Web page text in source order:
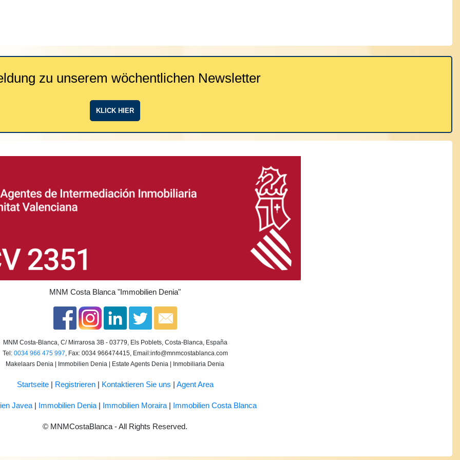
zu unserem wöchentlichen Newsletter
KLICK HIER
MNM Costa Blanca"Immobilien Denia"
MNM Costa-Blanca, C/ Mirrarosa 3B - 03779, Els Poblets, Costa-Blanca, España
Tel: 0034 966 475 997, Fax: 0034 966474415, Email:info@mnmcostablanca.com
Makelaars Denia | Immobilien Denia | Estate Agents Denia | Inmobiliaria Denia
Startseite| Registrieren| Kontaktieren Sie uns Agent Area
Javea| Immobilien Denia| Immobilien Moraira| Immobilien Costa Blanca
© MNMCostaBlanca - All Rights Reserved.